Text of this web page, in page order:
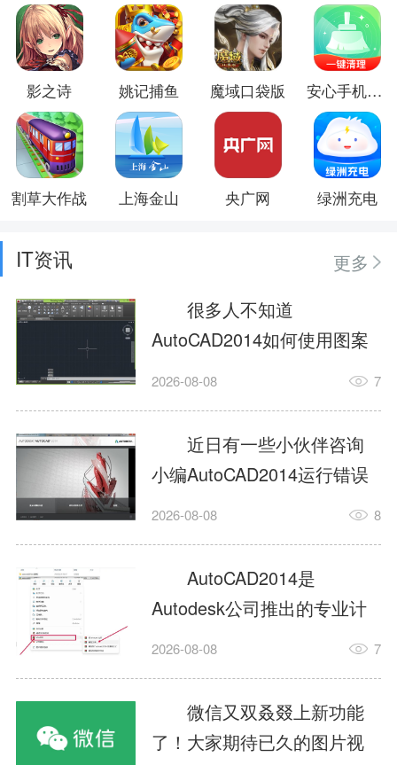
影之诗 姚记捕鱼 魔域口袋版 安心手机卫士
割草大作战 上海金山 央广网 绿洲充电
IT资讯
更多
很多人不知道
AutoCAD2014如何使用图案
填充?今日为你们带来的文章
用图案填充的内容，还有不
清楚小伙伴和小编一起去学
习一下吧。1.打开
AutoCAD2014这款软件，进
入AutoCAD2014的操作界
面，如图所示：2.在该界面内
找到矩形选项，如图所示：3.
点击矩...
2026-08-08 7
近日有一些小伙伴咨询
小编AutoCAD2014运行错误
怎么办?下面就为大家带来了
办的解决方法，有需要的小
伙伴可以来了解了解哦。1.打
开控制面板，选择
AutodeskAutoCAD2014。2.
等AutodeskAutoCAD2014的
安装程序加载完毕。3.选择添
加/...
2026-08-08 8
AutoCAD2014是
Autodesk公司推出的专业计
算机辅助设计（CAD）软
子、建筑、服装等多个工程
与设计领域。作为行业标准
工具之一，它提供了强大的
2026-08-08 7
微信又双叒叕上新功能
了！大家期待已久的图片视